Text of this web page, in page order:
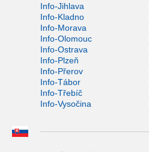
Info-Jihlava
Info-Kladno
Info-Morava
Info-Olomouc
Info-Ostrava
Info-Plzeň
Info-Přerov
Info-Tábor
Info-Třebíč
Info-Vysočina